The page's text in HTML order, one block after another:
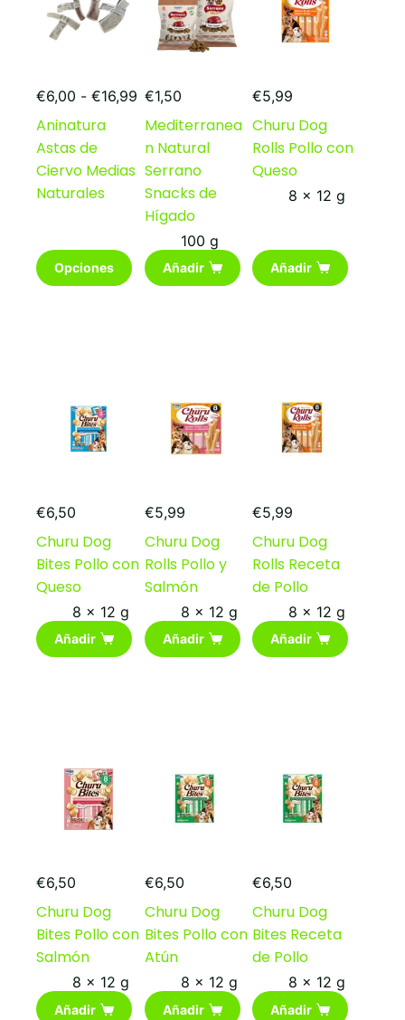
elegir
producto
€6,00 - €16,99 Rango
precios:
desde
€6,00
hasta
€16,99
Aninatura
Astas de
Ciervo Medias
Naturales
Opciones
Este
producto
pueden
elegir
producto
€1,50
Mediterranea
n Natural
Serrano
Snacks de
Hígado
100 g
Añadir
€5,99
Churu Dog
Rolls Pollo con
Queso
8 x 12 g
Añadir
€6,50
Churu Dog
Bites Pollo con
Queso
8 x 12 g
Añadir
€5,99
Churu Dog
Rolls Pollo y
Salmón
8 x 12 g
Añadir
€5,99
Churu Dog
Rolls Receta
de Pollo
8 x 12 g
Añadir
€6,50
Churu Dog
Bites Pollo con
Salmón
8 x 12 g
Añadir
€6,50
Churu Dog
Bites Pollo con
Atún
8 x 12 g
Añadir
€6,50
Churu Dog
Bites Receta
de Pollo
8 x 12 g
Añadir